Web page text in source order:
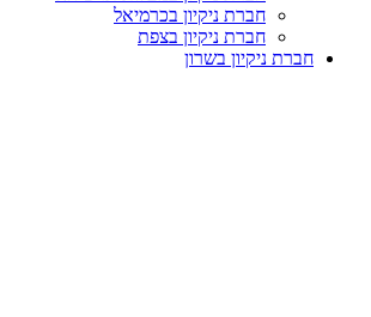
חברת ניקיון בכרמיאל
חברת ניקיון בצפת
חברת ניקיון בשרון